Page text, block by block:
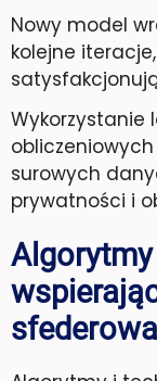
Nowy model
kolejne
Wykorzystanie
surowych
prywatności i